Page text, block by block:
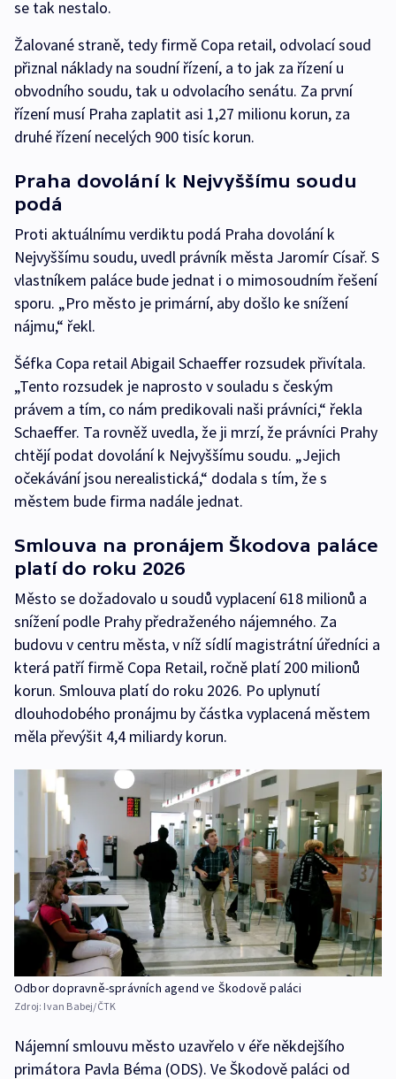
se tak nestalo.
Žalované straně, tedy firmě Copa retail, odvolací soud
přiznal náklady na soudní řízení, a to jak za řízení u
obvodního soudu, tak u odvolacího senátu. Za první
řízení musí Praha zaplatit asi 1,27 milionu korun, za
druhé řízení necelých 900 tisíc korun.
Praha dovolání k Nejvyššímu soudu
podá
Proti aktuálnímu verdiktu podá Praha dovolání k
Nejvyššímu soudu, uvedl právník města Jaromír Císař. S
vlastníkem paláce bude jednat i o mimosoudním řešení
sporu. „Pro město je primární, aby došlo ke snížení
nájmu,“ řekl.
Šéfka Copa retail Abigail Schaeffer rozsudek přivítala.
„Tento rozsudek je naprosto v souladu s českým
právem a tím, co nám predikovali naši právníci,“ řekla
Schaeffer. Ta rovněž uvedla, že ji mrzí, že právníci Prahy
chtějí podat dovolání k Nejvyššímu soudu. „Jejich
očekávání jsou nerealistická,“ dodala s tím, že s
městem bude firma nadále jednat.
Smlouva na pronájem Škodova paláce
platí do roku 2026
Město se dožadovalo u soudů vyplacení 618 milionů a
snížení podle Prahy předraženého nájemného. Za
budovu v centru města, v níž sídlí magistrátní úředníci a
která patří firmě Copa Retail, ročně platí 200 milionů
korun. Smlouva platí do roku 2026. Po uplynutí
dlouhodobého pronájmu by částka vyplacená městem
měla převýšit 4,4 miliardy korun.
Odbor dopravně-správních agend ve Škodově paláci
Zdroj: Ivan Babej/ČTK
Nájemní smlouvu město uzavřelo v éře někdejšího
primátora Pavla Béma (ODS). Ve Škodově paláci od